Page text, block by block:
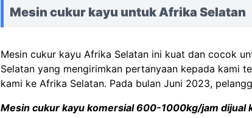
Mesin cukur kayu untuk Afrika Selatan
Mesin cukur kayu Afrika Selatan ini kuat dan cocok
Selatan yang mengirimkan pertanyaan kepada kami
kami ke Afrika Selatan. Pada bulan Juni 2023,
Mesin cukur kayu komersial 600-1000kg/jam dijual